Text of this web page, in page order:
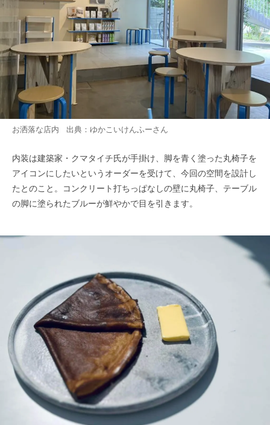
お洒落な店内 出典： ゆかこいけんふーさん
内装は建築家・クマタイチ氏が手掛け、脚を青く塗った丸椅子を
アイコンにしたいというオーダーを受けて、今回の空間を設計し
たとのこと。コンクリート打ちっぱなしの壁に丸椅子、テーブル
の脚に塗られたブルーが鮮やかで目を引きます。